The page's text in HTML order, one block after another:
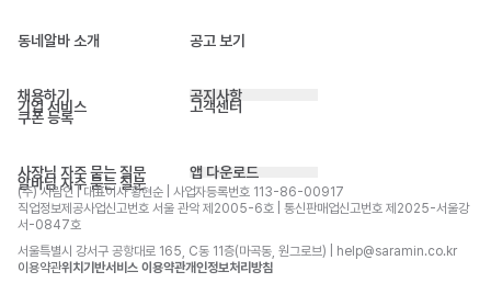
동네알바 소개 공고 보기
채용하기
기업 서비스
쿠폰 등록
공지사항
고객센터
사장님 자주 묻는 질문
알바님 자주 묻는 질문
앱 다운로드
(주) 사람인 | 대표이사 황현순 | 사업자등록번호 113-86-00917
직업정보제공사업신고번호 서울 관악 제2005-6호 | 통신판매업신고번호 제2025-서울강
서-0847호
서울특별시 강서구 공항대로 165, C동 11층(마곡동, 원그로브) | help@saramin.co.kr
이용약관위치기반서비스 이용약관개인정보처리방침